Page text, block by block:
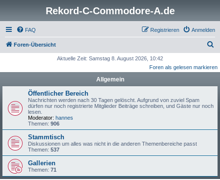
Rekord-C-Commodore-A.de
FAQ Anmelden
Registrieren
Foren-Übersicht
c
Aktuelle Zeit: Samstag 8. August 2026, 10:42
Foren als gelesen markieren
Allgemein
Öffentlicher Bereich
Nachrichten werden nach 30 Tagen gelöscht. Aufgrund von zuviel Spam
dürfen nur noch registrierte Mitglieder Beiträge schreiben, und Gäste nur noch
lesen.
Moderator: hannes
Themen: 906
Stammtisch
Diskussionen um alles was nicht in die anderen Themenbereiche passt
Themen: 537
Gallerien
Themen: 71